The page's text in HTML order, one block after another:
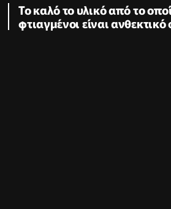
Το καλό το υλικό από το
φτιαγμένοι είναι